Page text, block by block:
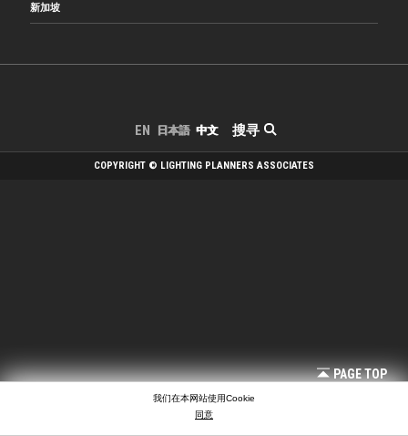
新加坡
搜寻
EN 日本語 中文
PAGE TOP
COPYRIGHT © LIGHTING PLANNERS ASSOCIATES
我们在本网站使用Cookie
同意